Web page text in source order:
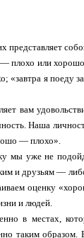
представляет
— плохо или
«завтра я поеду
вам
Наша
— плохо».
мы уже не
и друзьям —
оценку
и людей.
в местах,
таким образом.